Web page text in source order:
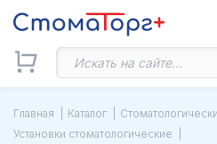
Главная Каталог
Установки стоматологические